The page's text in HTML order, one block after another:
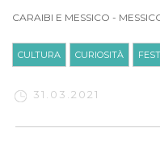
CARAIBI E MESSICO -
CULTURA CURIOSITÀ
31.03.2021